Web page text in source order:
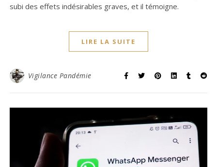
subi des effets indésirables graves, et il témoigne.
LIRE LA SUITE
Vigilance Pandémie